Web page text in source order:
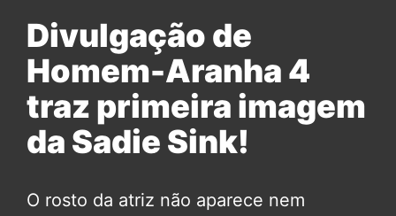
Divulgação de
Homem-Aranha 4
traz primeira imagem
da Sadie Sink!
O rosto da atriz não aparece nem